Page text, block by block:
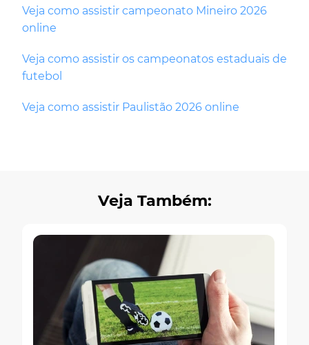
Veja como assistir campeonato Mineiro 2026
online
Veja como assistir os campeonatos estaduais de
futebol
Veja como assistir Paulistão 2026 online
Veja Também: